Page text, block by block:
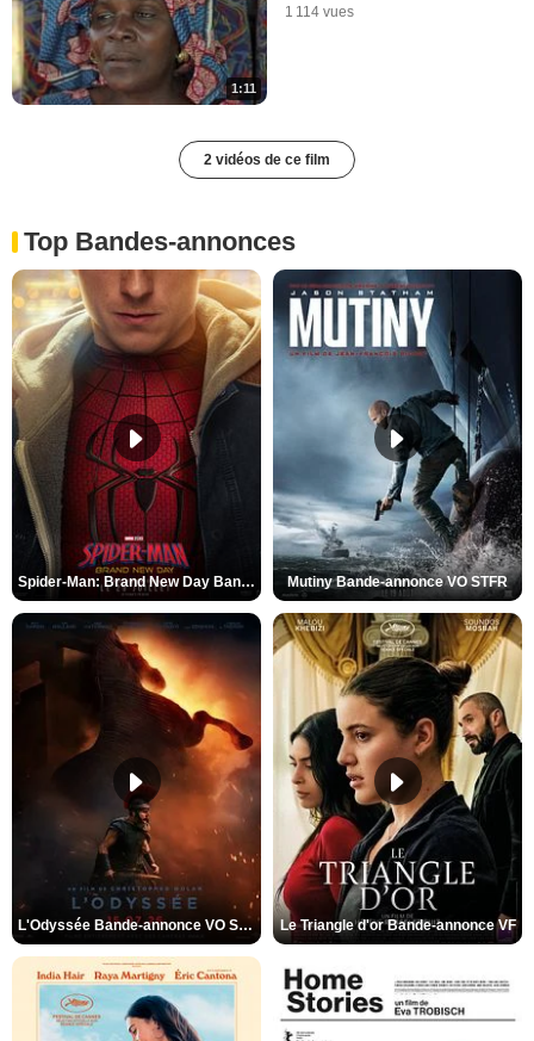
1:11
1 114 vues
2 vidéos de ce film
Top Bandes-annonces
Spider-Man: Brand New Day Bande-annonce VO STFR Mutiny Bande-annonce VO STFR
L'Odyssée Bande-annonce VO STFR Le Triangle d'or Bande-annonce VF